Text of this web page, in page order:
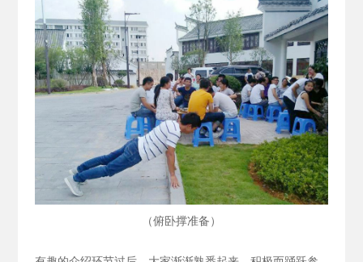
（俯卧撑准备 ）